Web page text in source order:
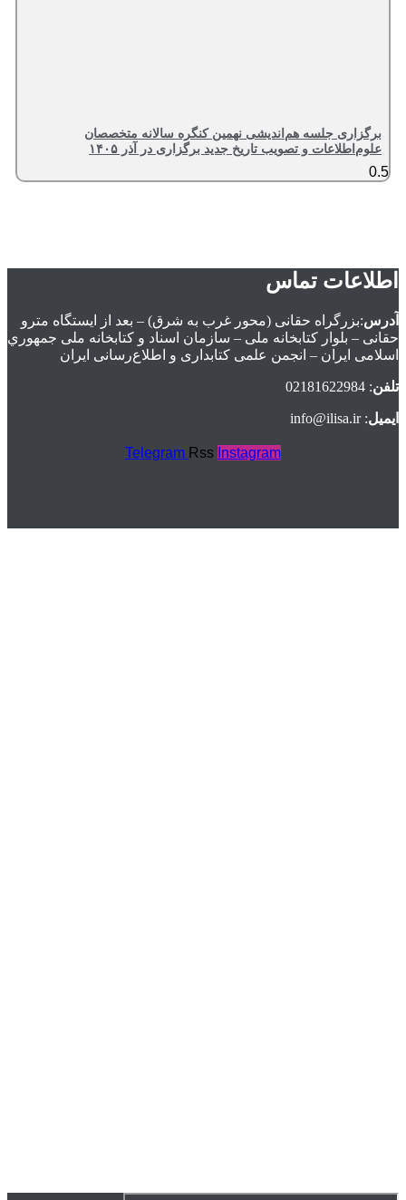
برگزاری جلسه هم‌اندیشی نهمین کنگره سالانه متخصصان
علوم‌اطلاعات و تصویب تاریخ جدید برگزاری در آذر ۱۴۰۵
اطلاعات تماس
آدرس:بزرگراه حقانی (محور غرب به شرق) – بعد از ايستگاه مترو
حقانی – بلوار كتابخانه ملی – سازمان اسناد و كتابخانه ملی جمهوري
اسلامی ايران – انجمن علمی کتابداری و اطلاع‌رسانی ایران
تلفن: 02181622984
ایمیل: info@ilisa.ir
Telegram Rss Instagram